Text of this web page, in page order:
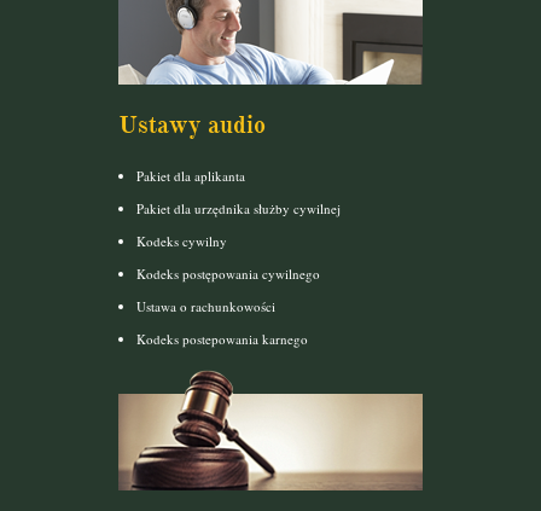
Ustawy audio
Pakiet dla aplikanta
Pakiet dla urzędnika służby cywilnej
Kodeks cywilny
Kodeks postępowania cywilnego
Ustawa o rachunkowości
Kodeks postepowania karnego